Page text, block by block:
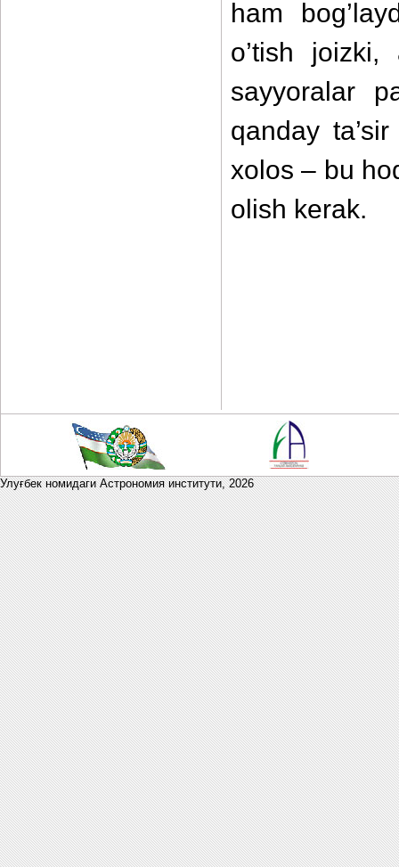
ham
o’tish joizki,
sayyoralar
qanday
xolos – bu
olish kerak.
Улуғбек номидаги Астрономия институти,2026